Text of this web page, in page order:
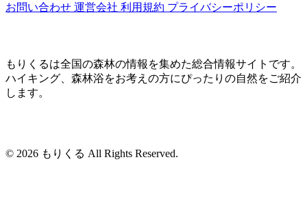
お問い合わせ 運営会社 利用規約 プライバシーポリシー
もりくるは全国の森林の情報を集めた総合情報サイトです。
ハイキング、森林浴をお考えの方にぴったりの自然をご紹介
します。
© 2026 もりくる All Rights Reserved.